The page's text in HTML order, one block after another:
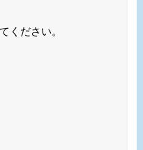
ください。